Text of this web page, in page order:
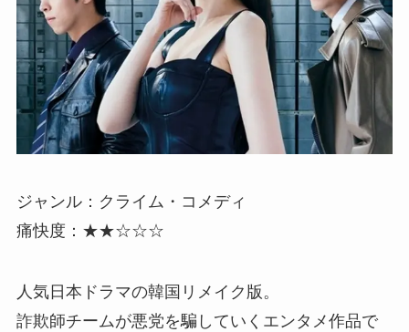
ジャンル：クライム・コメディ
痛快度：★★☆☆☆
人気日本ドラマの韓国リメイク版。
詐欺師チームが悪党を騙していくエンタメ作品で